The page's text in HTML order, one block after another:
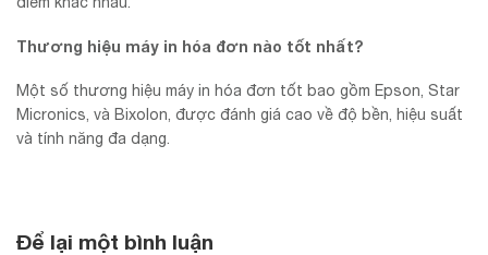
Thương hiệu máy in hóa đơn nào tốt nhất?
Một số thương hiệu máy in hóa đơn tốt bao gồm Epson, Star
Micronics, và Bixolon, được đánh giá cao về độ bền, hiệu suất
và tính năng đa dạng.
Để lại một bình luận